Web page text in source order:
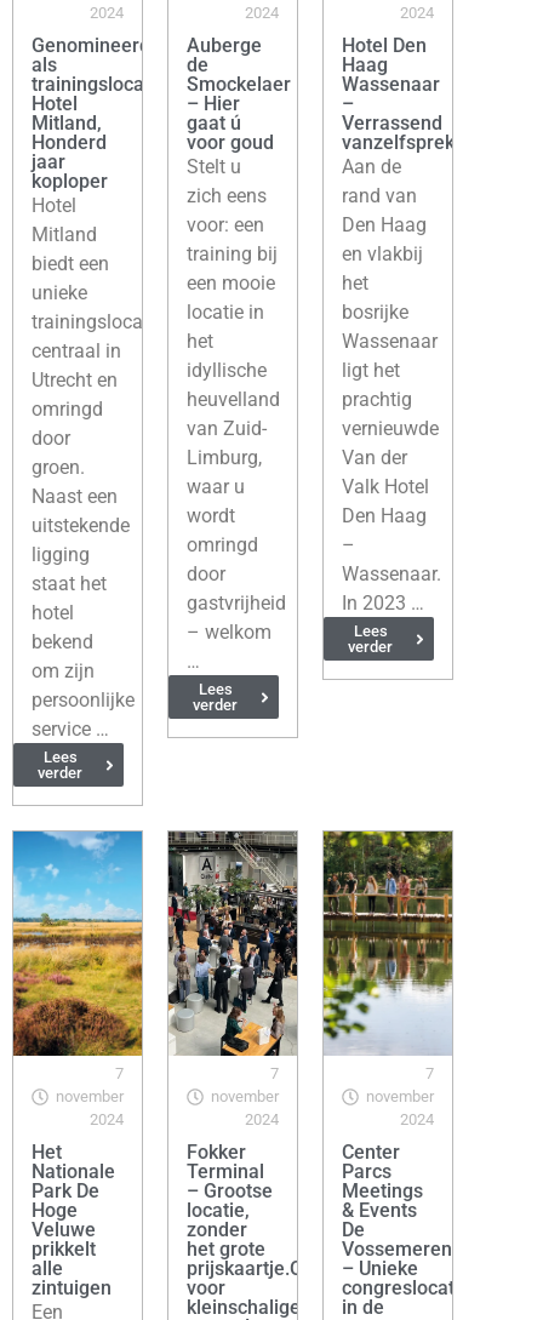
2024
Genomineerd
als
trainingslocatie:
Hotel
Mitland,
Honderd
jaar
koploper
Hotel
Mitland
biedt een
unieke
trainingslocatie:
centraal in
Utrecht en
omringd
door
groen.
Naast een
uitstekende
ligging
staat het
hotel
bekend
om zijn
persoonlijke
service …
Lees
verder
2024
Auberge
de
Smockelaer
– Hier
gaat ú
voor goud
Stelt u
zich eens
voor: een
training bij
een mooie
locatie in
het
idyllische
heuvelland
van Zuid-
Limburg,
waar u
wordt
omringd
door
gastvrijheid
– welkom
…
Lees
verder
2024
Hotel Den
Haag
Wassenaar
–
Verrassend
vanzelfsprekend
Aan de
rand van
Den Haag
en vlakbij
het
bosrijke
Wassenaar
ligt het
prachtig
vernieuwde
Van der
Valk Hotel
Den Haag
–
Wassenaar.
In 2023 …
Lees
verder
7
november
2024
Het
Nationale
Park De
Hoge
Veluwe
prikkelt
alle
zintuigen
Een
7
november
2024
Fokker
Terminal
– Grootse
locatie,
zonder
het grote
prijskaartje.Ook
voor
kleinschalige
7
november
2024
Center
Parcs
Meetings
& Events
De
Vossemeren
– Unieke
congreslocatie
in de